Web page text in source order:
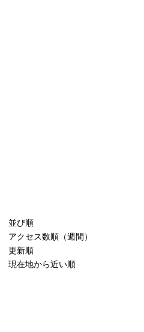
並び順
アクセス数順（週間）
更新順
現在地から近い順